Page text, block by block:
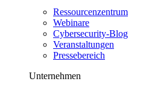
Ressourcenzentrum
Webinare
Cybersecurity-Blog
Veranstaltungen
Pressebereich
Unternehmen